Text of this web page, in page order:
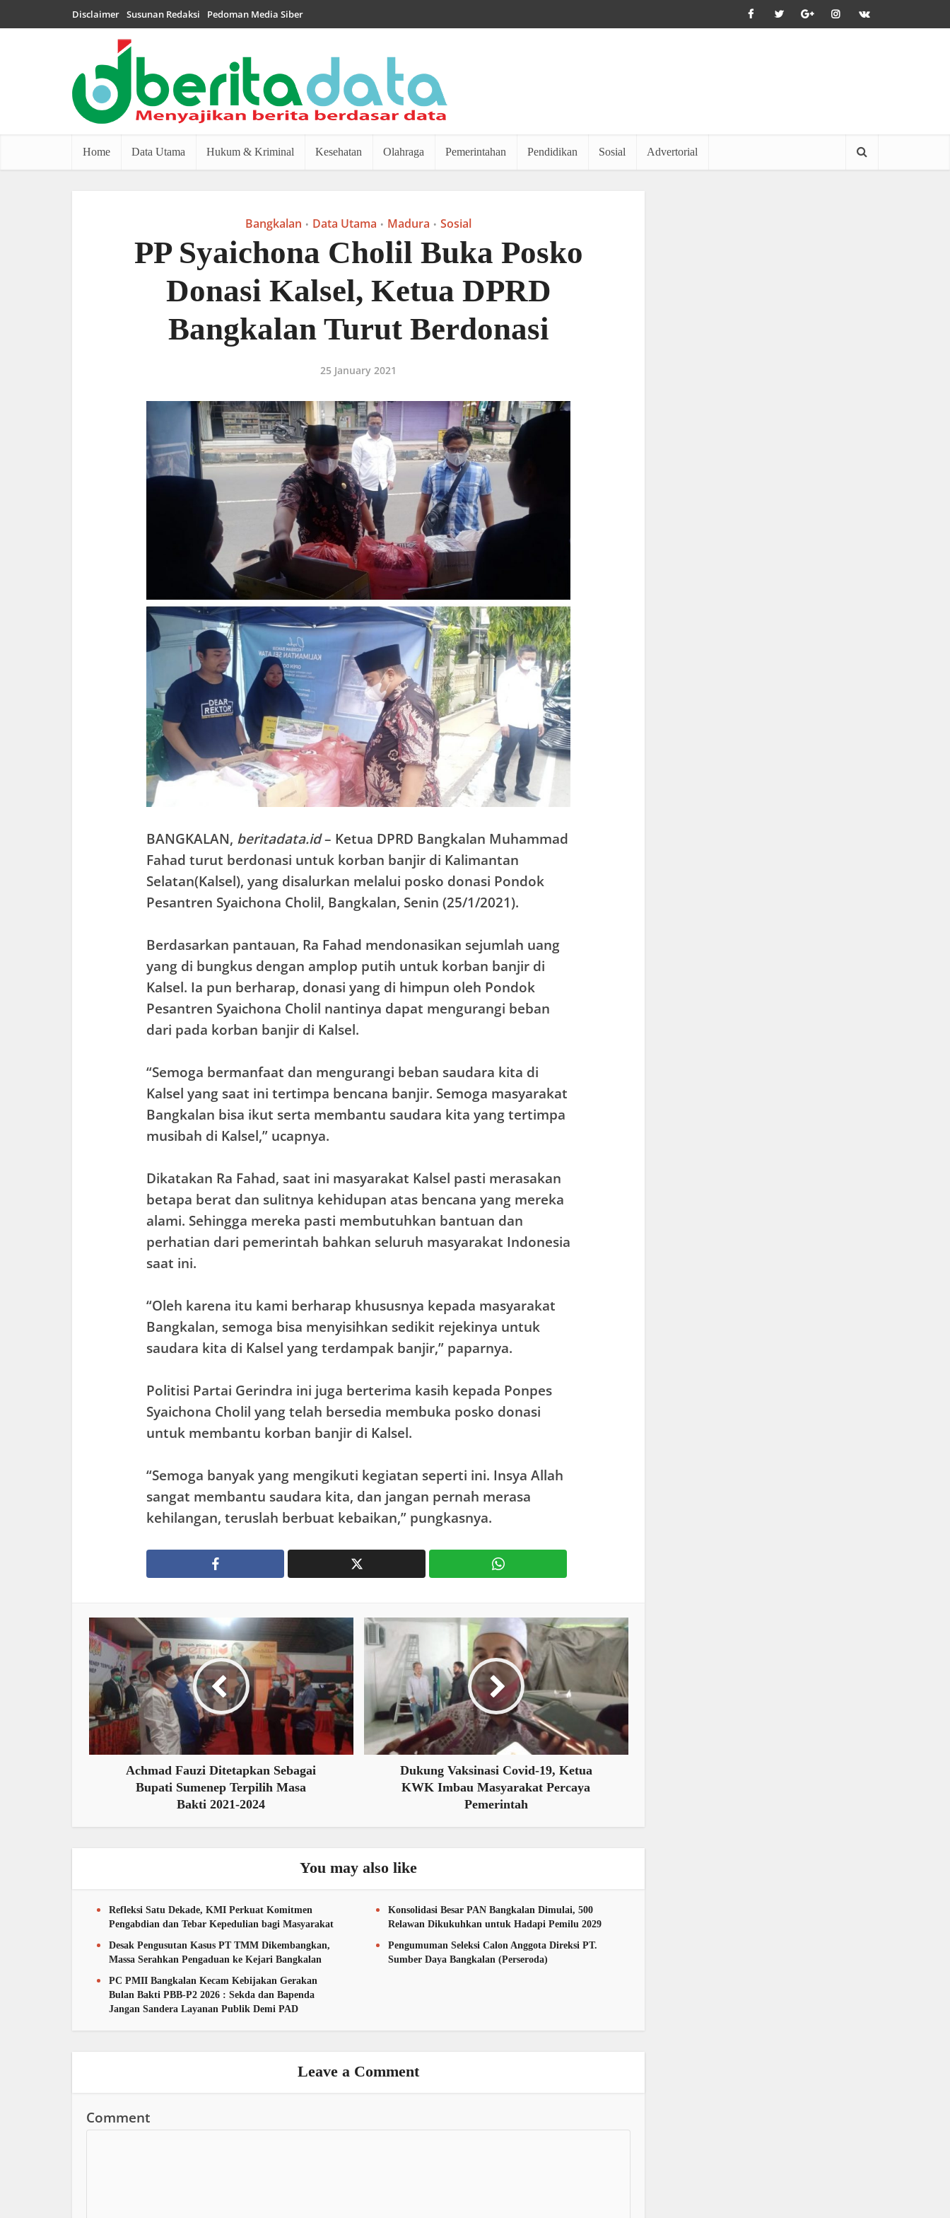
Disclaimer Susunan Redaksi Pedoman Media Siber
Home Data Utama Hukum & Kriminal Kesehatan Olahraga Pemerintahan Pendidikan Sosial Advertorial
Bangkalan • Data Utama • Madura • Sosial
PP Syaichona Cholil Buka Posko
Donasi Kalsel, Ketua DPRD
Bangkalan Turut Berdonasi
25 January 2021
BANGKALAN, beritadata.id– Ketua DPRD Bangkalan Muhammad
Fahad turut berdonasi untuk korban banjir di Kalimantan
Selatan(Kalsel), yang disalurkan melalui posko donasi Pondok
Pesantren Syaichona Cholil, Bangkalan, Senin (25/1/2021).
Berdasarkan pantauan, Ra Fahad mendonasikan sejumlah uang
yang di bungkus dengan amplop putih untuk korban banjir di
Kalsel. Ia pun berharap, donasi yang di himpun oleh Pondok
Pesantren Syaichona Cholil nantinya dapat mengurangi beban
dari pada korban banjir di Kalsel.
“Semoga bermanfaat dan mengurangi beban saudara kita di
Kalsel yang saat ini tertimpa bencana banjir. Semoga masyarakat
Bangkalan bisa ikut serta membantu saudara kita yang tertimpa
musibah di Kalsel,” ucapnya.
Dikatakan Ra Fahad, saat ini masyarakat Kalsel pasti merasakan
betapa berat dan sulitnya kehidupan atas bencana yang mereka
alami. Sehingga mereka pasti membutuhkan bantuan dan
perhatian dari pemerintah bahkan seluruh masyarakat Indonesia
saat ini.
“Oleh karena itu kami berharap khususnya kepada masyarakat
Bangkalan, semoga bisa menyisihkan sedikit rejekinya untuk
saudara kita di Kalsel yang terdampak banjir,” paparnya.
Politisi Partai Gerindra ini juga berterima kasih kepada Ponpes
Syaichona Cholil yang telah bersedia membuka posko donasi
untuk membantu korban banjir di Kalsel.
“Semoga banyak yang mengikuti kegiatan seperti ini. Insya Allah
sangat membantu saudara kita, dan jangan pernah merasa
kehilangan, teruslah berbuat kebaikan,” pungkasnya.
Achmad Fauzi Ditetapkan Sebagai
Bupati Sumenep Terpilih Masa
Bakti 2021-2024
Dukung Vaksinasi Covid-19, Ketua
KWK Imbau Masyarakat Percaya
Pemerintah
You may also like
Refleksi Satu Dekade, KMI Perkuat Komitmen
Pengabdian dan Tebar Kepedulian bagi Masyarakat
Konsolidasi Besar PAN Bangkalan Dimulai, 500
Relawan Dikukuhkan untuk Hadapi Pemilu 2029
Desak Pengusutan Kasus PT TMM Dikembangkan,
Massa Serahkan Pengaduan ke Kejari Bangkalan
Pengumuman Seleksi Calon Anggota Direksi PT.
Sumber Daya Bangkalan (Perseroda)
PC PMII Bangkalan Kecam Kebijakan Gerakan
Bulan Bakti PBB-P2 2026 : Sekda dan Bapenda
Jangan Sandera Layanan Publik Demi PAD
Leave a Comment
Comment